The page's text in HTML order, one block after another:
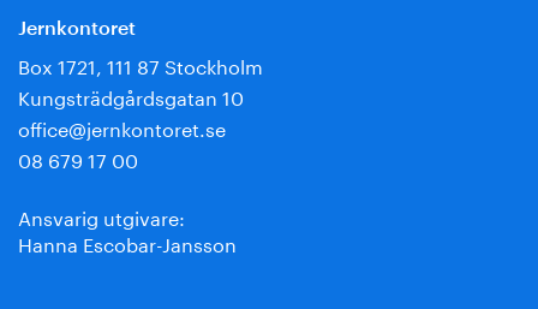
Jernkontoret
Box 1721, 111 87 Stockholm
Kungsträdgårdsgatan 10
office@jernkontoret.se
08 679 17 00
Ansvarig utgivare:
Hanna Escobar-Jansson